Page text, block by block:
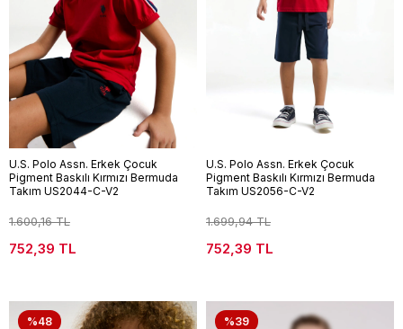
U.S. Polo Assn. Erkek Çocuk
Pigment Baskılı Kırmızı Bermuda
Takım US2044-C-V2
1.600,16 TL
752,39 TL
U.S. Polo Assn. Erkek Çocuk
Pigment Baskılı Kırmızı Bermuda
Takım US2056-C-V2
1.699,94 TL
752,39 TL
%48 %39